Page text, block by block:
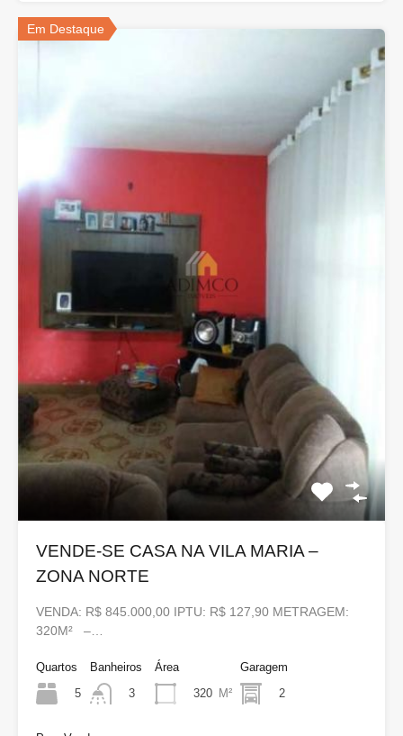
Em Destaque
VENDE-SE CASA NA VILA MARIA –
ZONA NORTE
VENDA: R$ 845.000,00 IPTU: R$ 127,90 METRAGEM:
320M² –…
Quartos
5
Banheiros
3
Área
320 M²
Garagem
2